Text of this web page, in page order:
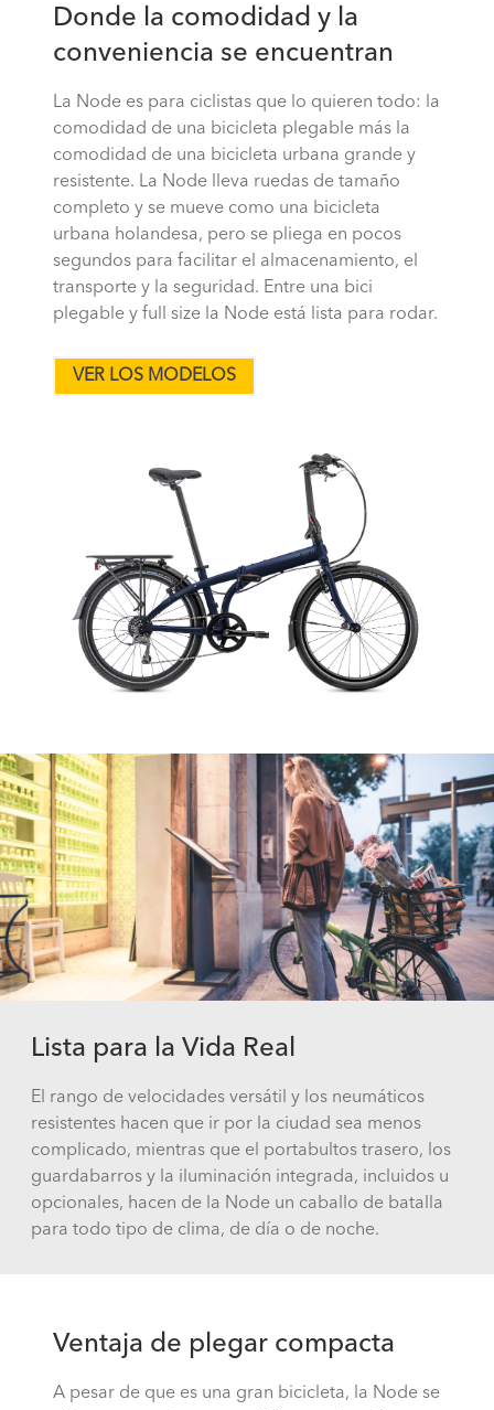
Donde la comodidad y la
conveniencia se encuentran
La Node es para ciclistas que lo quieren todo: la
comodidad de una bicicleta plegable más la
comodidad de una bicicleta urbana grande y
resistente. La Node lleva ruedas de tamaño
completo y se mueve como una bicicleta
urbana holandesa, pero se pliega en pocos
segundos para facilitar el almacenamiento, el
transporte y la seguridad. Entre una bici
plegable y full size la Node está lista para rodar.
VER LOS MODELOS
Lista para la Vida Real
El rango de velocidades versátil y los neumáticos
resistentes hacen que ir por la ciudad sea menos
complicado, mientras que el portabultos trasero, los
guardabarros y la iluminación integrada, incluidos u
opcionales, hacen de la Node un caballo de batalla
para todo tipo de clima, de día o de noche.
Ventaja de plegar compacta
A pesar de que es una gran bicicleta, la Node se